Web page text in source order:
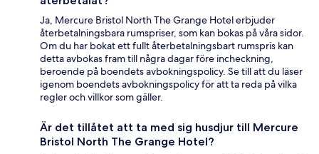
Ja, Mercure Bristol North The Grange Hotel erbjuder
återbetalningsbara rumspriser, som kan bokas på våra sidor.
Om du har bokat ett fullt återbetalningsbart rumspris kan
detta avbokas fram till några dagar före incheckning,
beroende på boendets avbokningspolicy. Se till att du läser
igenom boendets avbokningspolicy för att ta reda på vilka
regler och villkor som gäller.
Är det tillåtet att ta med sig husdjur till Mercure
Bristol North The Grange Hotel?